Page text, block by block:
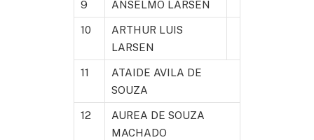
9 ANSELMO LARSEN
10
ARTHUR LUIS
LARSEN
11
ATAIDE AVILA DE
SOUZA
12
AUREA DE SOUZA
MACHADO